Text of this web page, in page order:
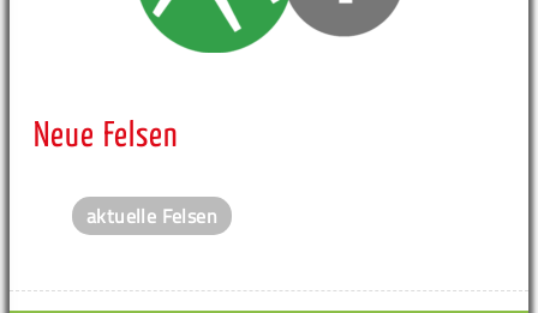
Neue Felsen
aktuelle Felsen